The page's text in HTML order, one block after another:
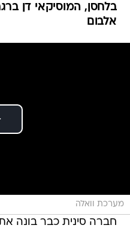
בלחסן, המוסיקאי דן
אלבום
מערכת וואלה
חברה סינית כבר בונה